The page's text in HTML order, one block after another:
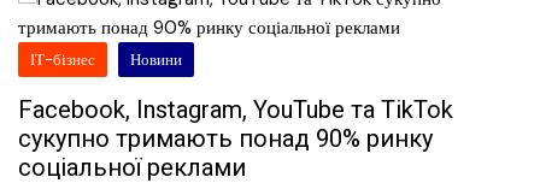
ІТ-бізнес Новини
Facebook, Instagram, YouTube та TikTok
сукупно тримають понад 90% ринку
соціальної реклами